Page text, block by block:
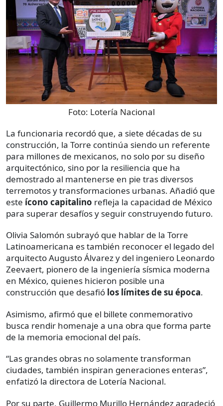
Foto: Lotería Nacional
La funcionaria recordó que, a siete décadas de su
construcción, la Torre continúa siendo un referente
para millones de mexicanos, no solo por su diseño
arquitectónico, sino por la resiliencia que ha
demostrado al mantenerse en pie tras diversos
terremotos y transformaciones urbanas. Añadió que
este ícono capitalino refleja la capacidad de México
para superar desafíos y seguir construyendo futuro.
Olivia Salomón subrayó que hablar de la Torre
Latinoamericana es también reconocer el legado del
arquitecto Augusto Álvarez y del ingeniero Leonardo
Zeevaert, pionero de la ingeniería sísmica moderna
en México, quienes hicieron posible una
construcción que desafió los límites de su época.
Asimismo, afirmó que el billete conmemorativo
busca rendir homenaje a una obra que forma parte
de la memoria emocional del país.
“Las grandes obras no solamente transforman
ciudades, también inspiran generaciones enteras”,
enfatizó la directora de Lotería Nacional.
Por su parte, Guillermo Murillo Hernández agradeció